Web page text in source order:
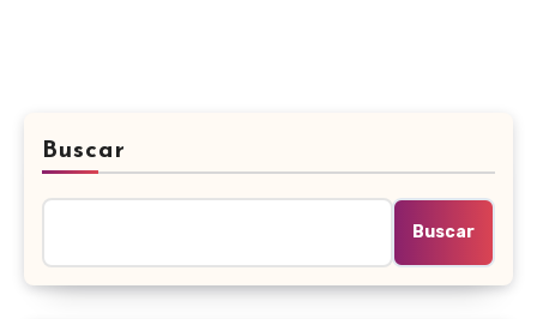
Buscar
Buscar